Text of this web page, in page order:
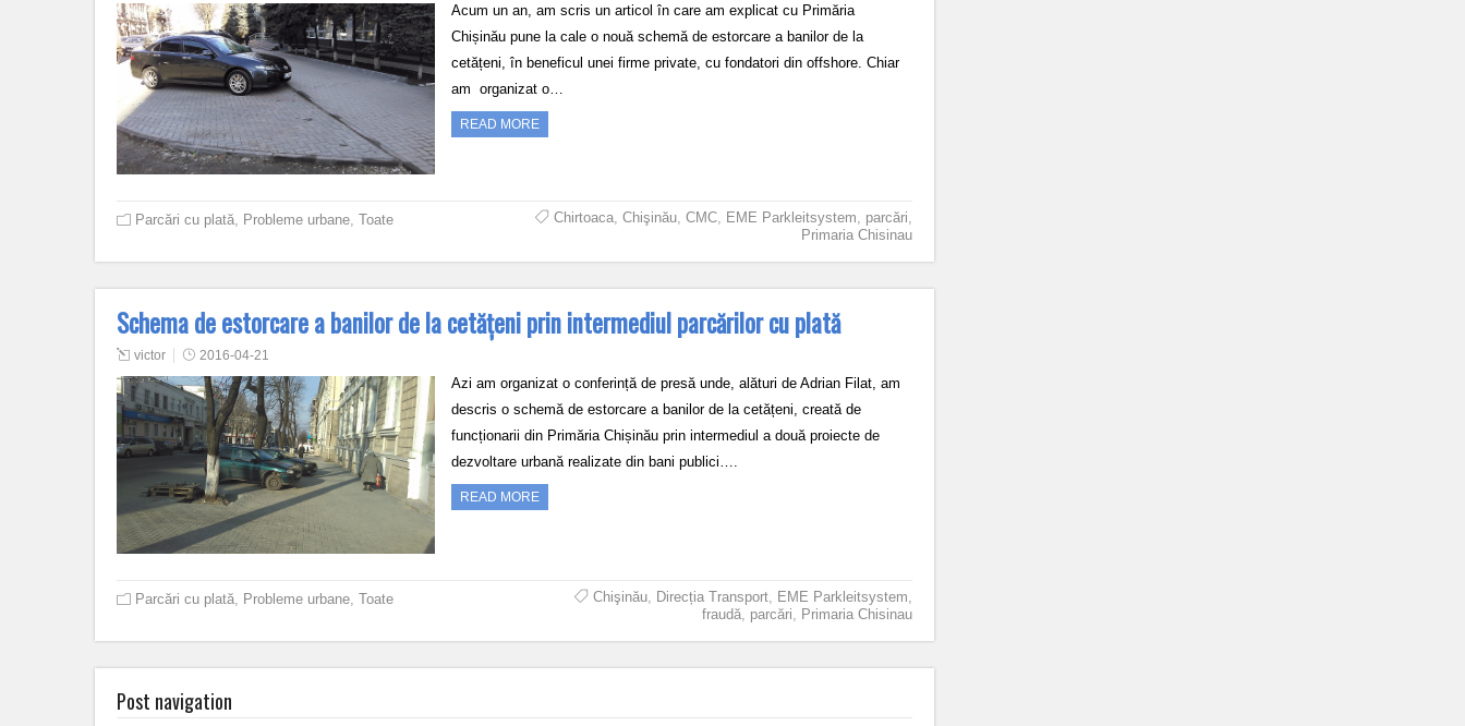
Acum un an, am scris un articol în care am explicat cu Primăria
Chișinău pune la cale o nouă schemă de estorcare a banilor de la
cetățeni, în beneficul unei firme private, cu fondatori din offshore. Chiar
am organizat o…
READ MORE
Parcări cu plată Probleme urbane Toate Chirtoaca, Chişinău, CMC, EME Parkleitsystem parcări
Primaria Chisinau
Schema de estorcare a banilor de la cetățeni prin intermediul parcărilor cu plată
victor 2016-04-21
Azi am organizat o conferință de presă unde, alături de Adrian Filat, am
descris o schemă de estorcare a banilor de la cetățeni, creată de
funcționarii din Primăria Chișinău prin intermediul a două proiecte de
dezvoltare urbană realizate din bani publici….
READ MORE
Parcări cu plată Probleme urbane Toate Chişinău, Direcția Transport, EME Parkleitsystem
fraudă, parcări Primaria Chisinau
Post navigation